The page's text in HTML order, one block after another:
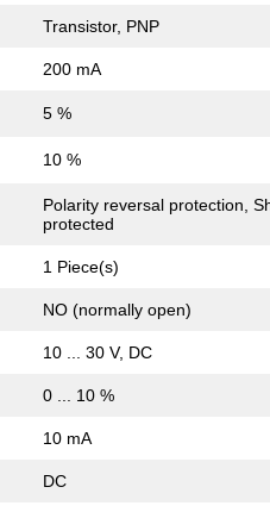
Transistor, PNP
200 mA
5 %
10 %
Polarity reversal protection,
protected
1 Piece(s)
NO (normally open)
10 ... 30 V, DC
0 ... 10 %
10 mA
DC